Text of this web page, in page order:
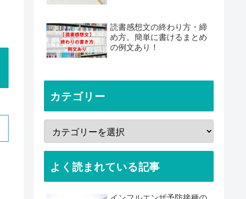
読書感想文の終わり方・締
め方。簡単に書けるまとめ
の例文あり！
カテゴリー
よく読まれている記事